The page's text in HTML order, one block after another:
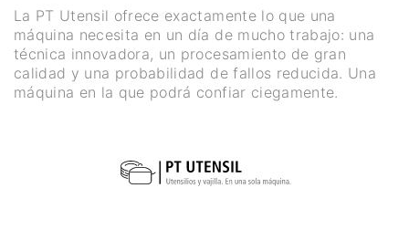
La PT Utensil ofrece exactamente lo que una
máquina necesita en un día de mucho trabajo: una
técnica innovadora, un procesamiento de gran
calidad y una probabilidad de fallos reducida. Una
máquina en la que podrá confiar ciegamente.